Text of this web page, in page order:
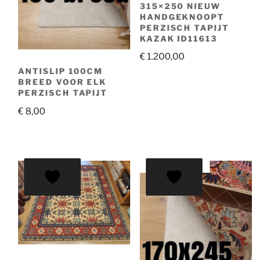
ANTISLIP 100CM
BREED VOOR ELK
PERZISCH TAPIJT
€ 8,00
315×250 NIEUW
HANDGEKNOOPT
PERZISCH TAPIJT
KAZAK ID11613
€1.200,00
AANBIEDING!